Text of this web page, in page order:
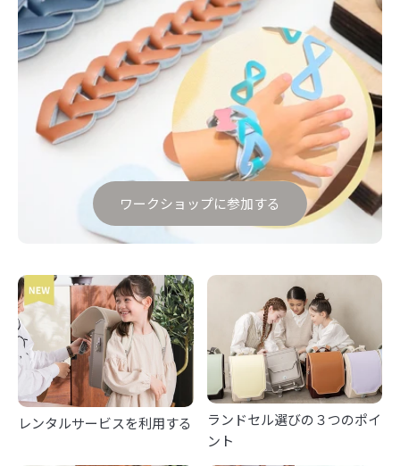
ワークショップに参加する
レンタルサービスを利用する
ランドセル選びの３つのポイ
ント